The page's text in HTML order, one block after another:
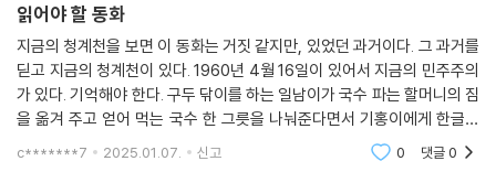
읽어야 할 동화
지금의 청계천을 보면 이 동화는 거짓 같지만, 있었던 과거이다. 그 과거를
딛고 지금의 청계천이 있다. 1960년 4월 16일이 있어서 지금의 민주주의
가 있다. 기억해야 한다. 구두 닦이를 하는 일남이가 국수 파는 할머니의 짐
을 옮겨 주고 얻어 먹는 국수 한 그릇을 나눠준다면서 기홍이에게 한글을
가르쳐주라고 한 것이 기억에 남는다. 마지막 장면도
c*******7 2025.01.07. 신고 0 댓글0